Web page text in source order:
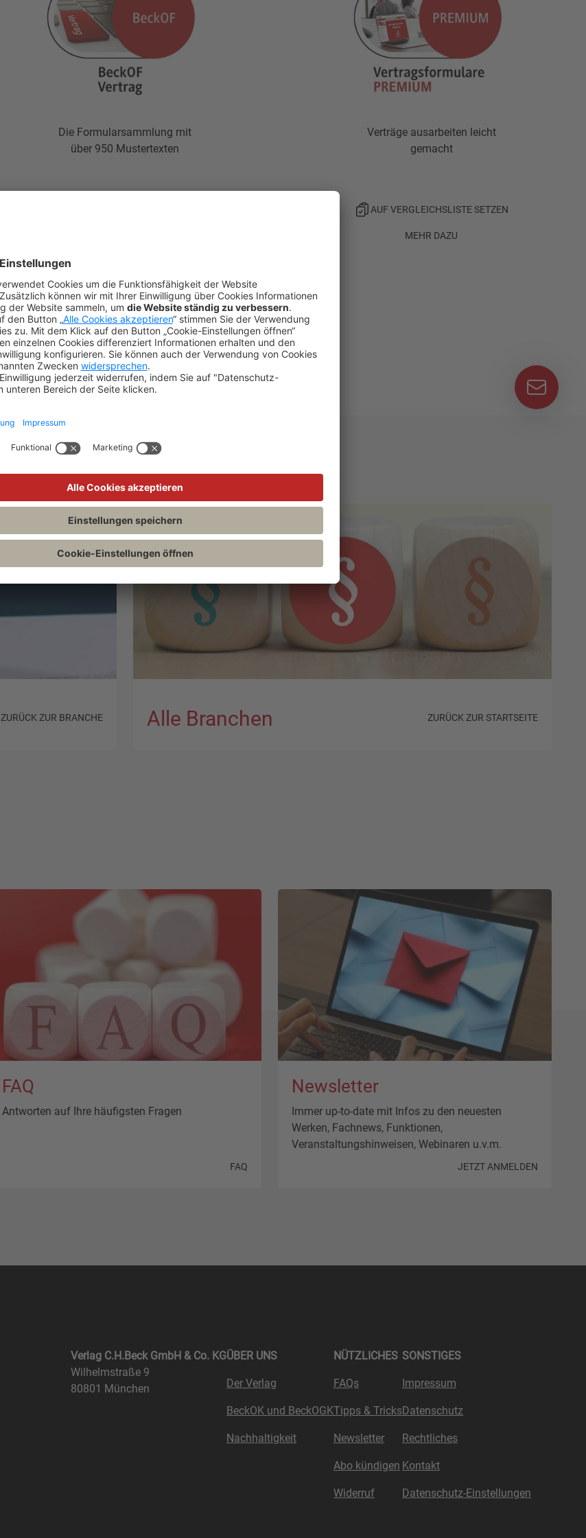
Die Formularsammlung mit
über 950 Mustertexten
Verträge ausarbeiten leicht
gemacht
AUF VERGLEICHSLISTE SETZEN
MEHR DAZU
ZURÜCK ZUR BRANCHE Alle Branchen ZURÜCK ZUR STARTSEITE
FAQ
Antworten auf Ihre häufigsten Fragen
FAQ
Newsletter
Immer up-to-date mit Infos zu den neuesten
Werken, Fachnews, Funktionen,
Veranstaltungshinweisen, Webinaren u.v.m.
JETZT ANMELDEN
Verlag C.H.Beck GmbH & Co. KG
Wilhelmstraße 9
80801 München
ÜBER UNS
Der Verlag
BeckOK und BeckOGK
Nachhaltigkeit
NÜTZLICHES
FAQs
Tipps & Tricks
Newsletter
Abo kündigen
Widerruf
SONSTIGES
Impressum
Datenschutz
Rechtliches
Kontakt
Datenschutz-Einstellungen